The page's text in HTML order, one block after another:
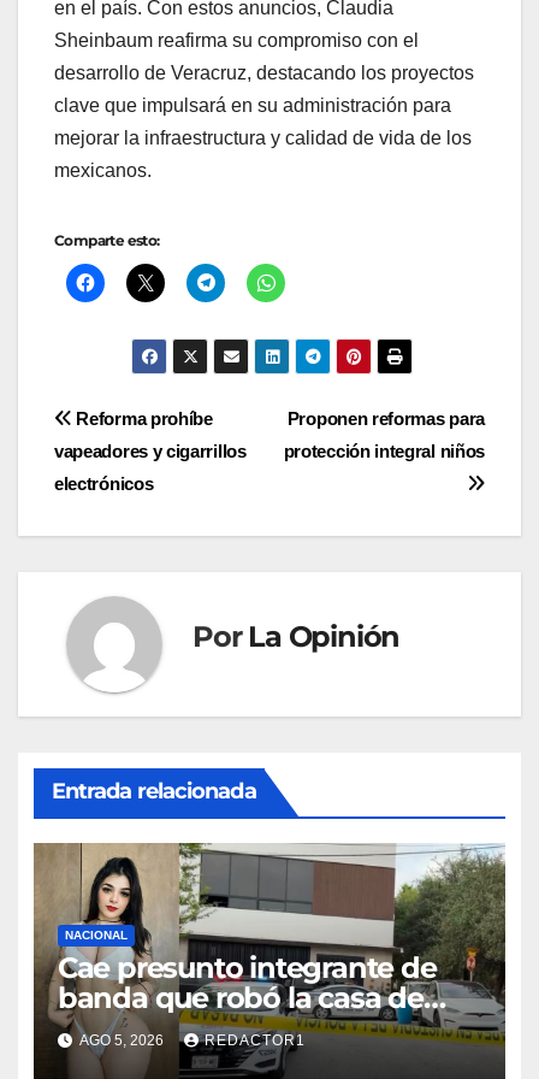
en el país. Con estos anuncios, Claudia
Sheinbaum reafirma su compromiso con el
desarrollo de Veracruz, destacando los proyectos
clave que impulsará en su administración para
mejorar la infraestructura y calidad de vida de los
mexicanos.
Comparte esto:
Navegación
de
entradas
Proponen reformas para
protección integral niños
Reforma prohíbe
vapeadores y cigarrillos
electrónicos
Por La Opinión
Entrada relacionada
NACIONAL
Cae presunto integrante de
banda que robó la casa de
Karely Ruiz
AGO 5, 2026 REDACTOR1